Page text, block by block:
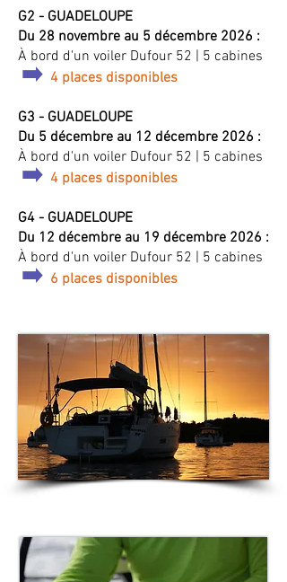
G2 - GUADELOUPE
Du 28 novembre au 5 décembre 2026 :
À bord d'un voiler Dufour 52 | 5 cabines
➡️ 4 places disponibles
G3 - GUADELOUPE
Du 5 décembre au 12 décembre 2026 :
À bord d'un voiler Dufour 52 | 5 cabines
➡️ 4 places disponibles
G4 - GUADELOUPE
Du 12 décembre au 19 décembre 2026 :
À bord d'un voiler Dufour 52 | 5 cabines
➡️ 6 places disponibles